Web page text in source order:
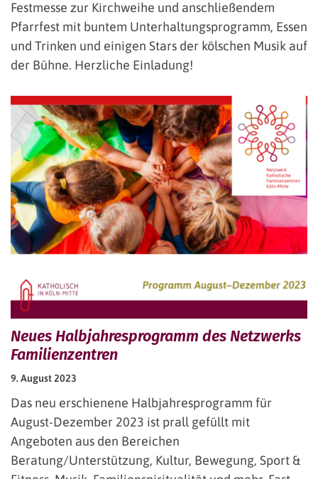
Festmesse zur Kirchweihe und anschließendem
Pfarrfest mit buntem Unterhaltungsprogramm, Essen
und Trinken und einigen Stars der kölschen Musik auf
der Bühne. Herzliche Einladung!
Neues Halbjahresprogramm des Netzwerks
Familienzentren
9. August 2023
Das neu erschienene Halbjahresprogramm für
August-Dezember 2023 ist prall gefüllt mit
Angeboten aus den Bereichen
Beratung/Unterstützung, Kultur, Bewegung, Sport &